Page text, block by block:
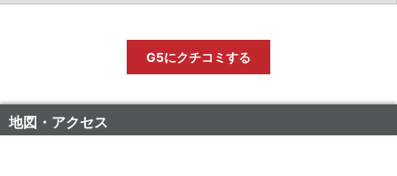
G5にクチコミする
地図・アクセス